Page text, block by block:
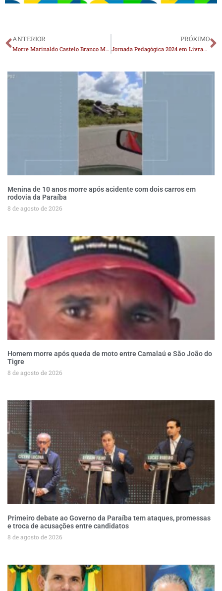
ANTERIOR
Morre Marinaldo Castelo Branco Melo, ex-prefeito de Soledade
PRÓXIMO
Jornada Pedagógica 2024 em Livramento destaca a missão e o legado dos professores
Menina de 10 anos morre após acidente com dois carros em
rodovia da Paraíba
8 de agosto de 2026
Homem morre após queda de moto entre Camalaú e São João do
Tigre
8 de agosto de 2026
Primeiro debate ao Governo da Paraíba tem ataques, promessas
e troca de acusações entre candidatos
8 de agosto de 2026